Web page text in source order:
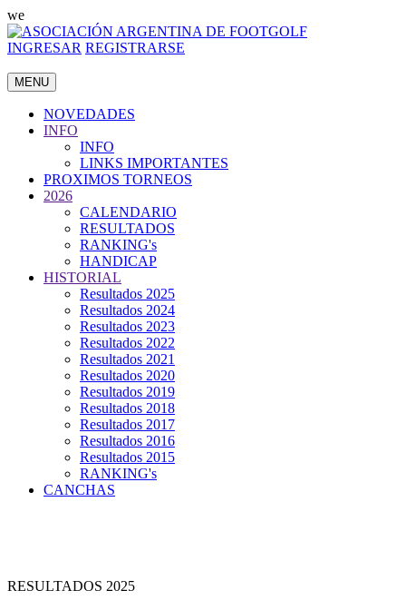
we
INGRESAR REGISTRARSE
MENU
NOVEDADES
INFO
INFO
LINKS IMPORTANTES
PROXIMOS TORNEOS
2026
CALENDARIO
RESULTADOS
RANKING's
HANDICAP
HISTORIAL
Resultados 2025
Resultados 2024
Resultados 2023
Resultados 2022
Resultados 2021
Resultados 2020
Resultados 2019
Resultados 2018
Resultados 2017
Resultados 2016
Resultados 2015
RANKING's
CANCHAS
RESULTADOS 2025